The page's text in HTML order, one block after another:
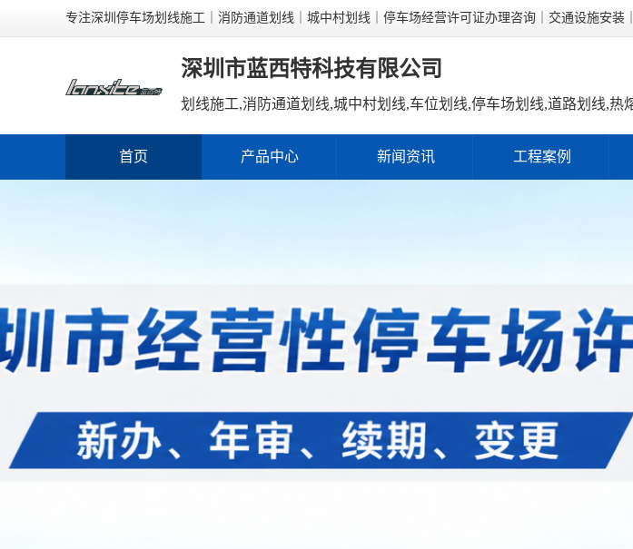
专注深圳停车场划线施工｜消防通道划线｜城中村划线｜停车场经营许可证办理咨询｜交通设施安装
深圳市蓝西特科技有限公司
首页 产品中心 新闻资讯 工程案例